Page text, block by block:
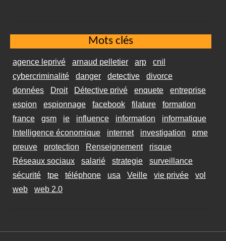
Mots clés
agence leprivé arnaud pelletier arp
cnil
cybercriminalité
danger detective
divorce
données
Droit Détective privé enquete
entreprise
espion
espionnage facebook filature
formation
france
gsm ie influence information
informatique
Intelligence économique
internet investigation
pme
preuve
protection Renseignement
risque
Réseaux sociaux
salarié strategie
surveillance
sécurité
tpe téléphone usa Veille vie privée
vol
web
web 2.0